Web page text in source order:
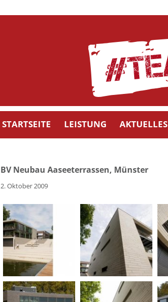
STARTSEITE LEISTUNG AKTUELLES
BV Neubau Aaseeterrassen, Münster
2. Oktober 2009